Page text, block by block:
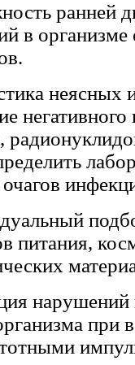
ранней
в
неясных
негативного
питания,
нарушений
при